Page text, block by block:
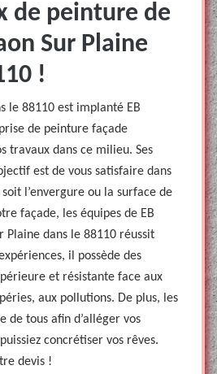
de peinture de
Sur Plaine
!
le 88110 est implanté EB
de peinture façade
travaux dans ce milieu. Ses
est de vous satisfaire dans
l’envergure ou la surface de
façade, les équipes de EB
Plaine dans le 88110 réussit
il possède des
et résistante face aux
aux pollutions. De plus, les
de tous afin d’alléger vos
concrétiser vos rêves.
devis !